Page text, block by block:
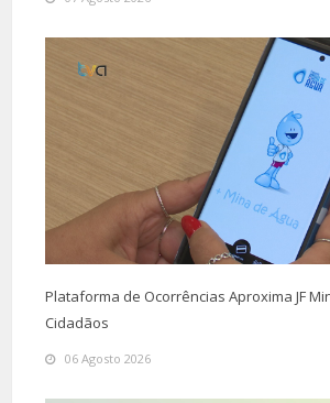
Plataforma de Ocorrências Aproxima JF
Cidadãos
06 Agosto 2026